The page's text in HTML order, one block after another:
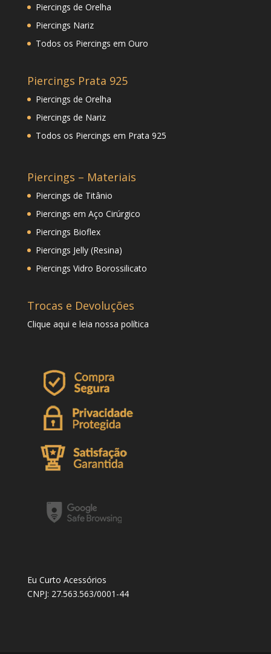
Piercings de Orelha
Piercings Nariz
Todos os Piercings em Ouro
Piercings Prata 925
Piercings de Orelha
Piercings de Nariz
Todos os Piercings em Prata 925
Piercings – Materiais
Piercings de Titânio
Piercings em Aço Cirúrgico
Piercings Bioflex
Piercings Jelly (Resina)
Piercings Vidro Borossilicato
Trocas e Devoluções
Clique aqui e leia nossa política
Eu Curto Acessórios
CNPJ: 27.563.563/0001-44